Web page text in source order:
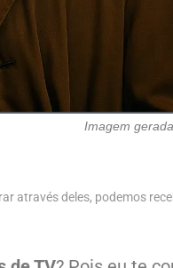
Imagem
através deles, podemos